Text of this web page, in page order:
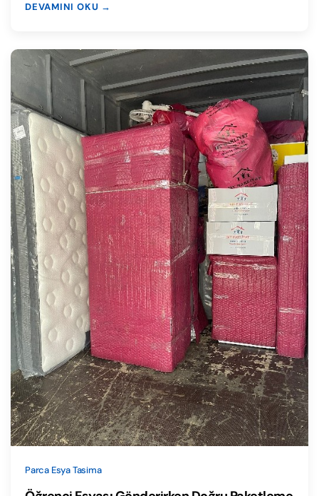
DEVAMINI OKU →
Parca Esya Tasima